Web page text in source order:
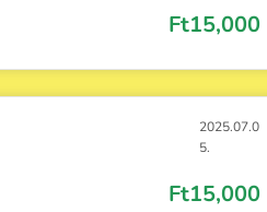
Ft15,000
2025.07.0
5.
Ft15,000